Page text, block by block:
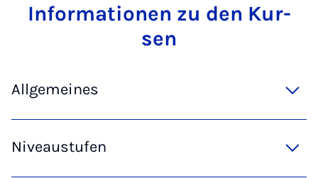
In­for­ma­ti­o­nen zu den Kur­
sen
Allgemeines
Niveaustufen